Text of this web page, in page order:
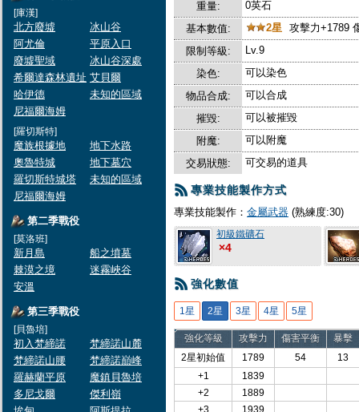
[庫漢]
北方廢墟
冰山谷
阿尤倫
平原入口
廢墟聖域
冰山谷深處
希爾達森林遺址 艾貝爾
哈伊德
未知的區域
尼福爾海姆
[羅切斯特]
魔族根據地
地下水路
奧魯特城
地下墓穴
羅切斯特城塔
未知的區域
尼福爾海姆
第二季戰役
[莫洛班]
新月島
船之墳墓
棘漠之境
迷霧峽谷
安溫
第三季戰役
[貝魯培]
初入梵締諾
梵締諾山麓
梵締諾山腰
梵締諾巔峰
羅赫蘭平原
魔鎮貝魯培
多尼戈爾
傑利嶺
重量:
0英石
基本數值:
2星 攻擊力+1789
限制等級:
Lv.9
染色:
可以染色
物品合成:
可以合成
摧毀:
可以被摧毀
附魔:
可以附魔
交易狀態:
可交易的道具
專業技能製作方式
專業技能製作： 金屬武器 (熟練度:30)
初級鐵礦石
×4
強化數值
1星 2星 3星 4星 5星
強化等級 攻擊力 傷害平衡
暴擊
2星初始值
1789 54
13
+1
1839
+2
1889
+3
1939